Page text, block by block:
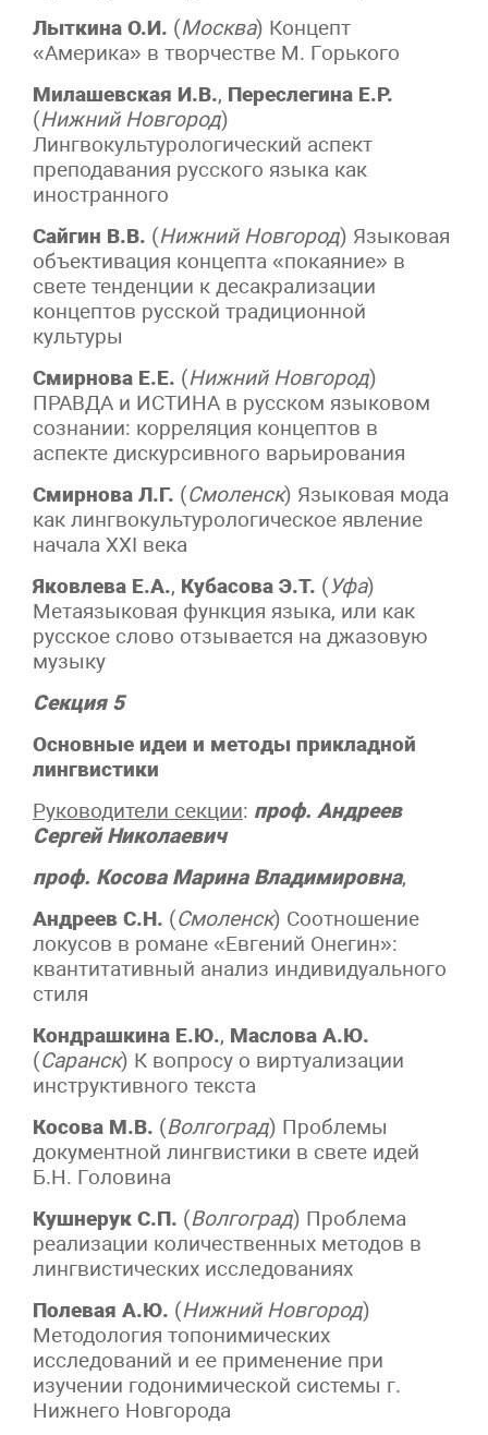
Лыткина О.И. (Москва) Концепт
«Америка» в творчестве М. Горького
Милашевская И.В., Переслегина Е.Р.
(Нижний Новгород)
Лингвокультурологический аспект
преподавания русского языка как
иностранного
Сайгин В.В. (Нижний Новгород) Языковая
объективация концепта «покаяние» в
свете тенденции к десакрализации
концептов русской традиционной
культуры
Смирнова Е.Е. (Нижний Новгород)
ПРАВДА и ИСТИНА в русском языковом
сознании: корреляция концептов в
аспекте дискурсивного варьирования
Смирнова Л.Г. (Смоленск) Языковая мода
как лингвокультурологическое явление
начала XXI века
Яковлева Е.А., Кубасова Э.Т. (Уфа)
Метаязыковая функция языка, или как
русское слово отзывается на джазовую
музыку
Секция 5
Основные идеи и методы прикладной
лингвистики
Руководители секции: проф. Андреев
Сергей Николаевич
проф. Косова Марина Владимировна,
Андреев С.Н. (Смоленск) Соотношение
локусов в романе «Евгений Онегин»:
квантитативный анализ индивидуального
стиля
Кондрашкина Е.Ю., Маслова А.Ю.
(Саранск) К вопросу о виртуализации
инструктивного текста
Косова М.В. (Волгоград) Проблемы
документной лингвистики в свете идей
Б.Н. Головина
Кушнерук С.П. (Волгоград) Проблема
реализации количественных методов в
лингвистических исследованиях
Полевая А.Ю. (Нижний Новгород)
Методология топонимических
исследований и ее применение при
изучении годонимической системы г.
Нижнего Новгорода